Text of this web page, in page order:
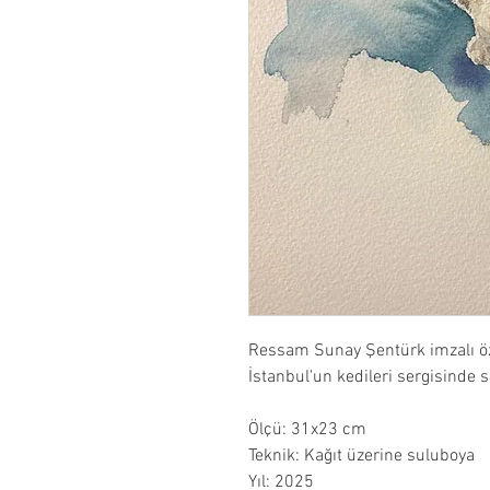
Ressam Sunay Şentürk imzalı
İstanbul'un kedileri sergisinde
Ölçü: 31x23 cm
Teknik: Kağıt üzerine suluboya
Yıl: 2025